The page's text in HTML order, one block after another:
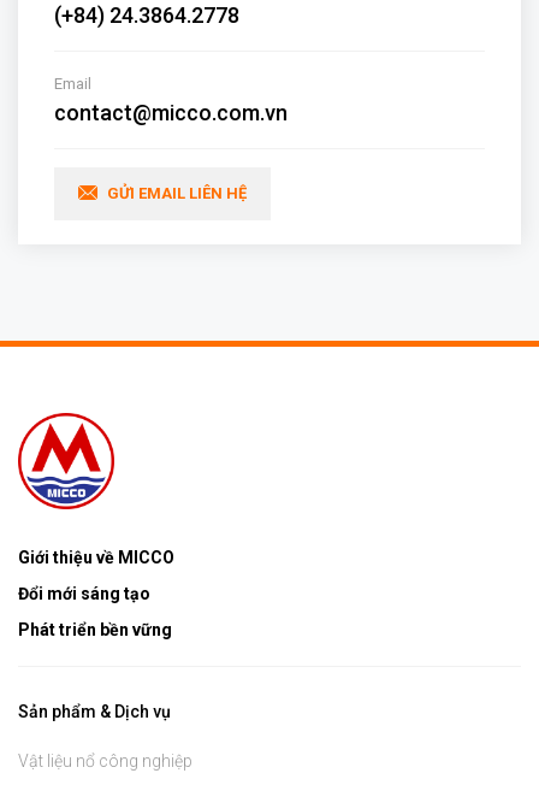
(+84) 24.3864.2778
Email
contact@micco.com.vn
GỬI EMAIL LIÊN HỆ
Giới thiệu về MICCO
Đổi mới sáng tạo
Phát triển bền vững
Sản phẩm & Dịch vụ
Vật liệu nổ công nghiệp